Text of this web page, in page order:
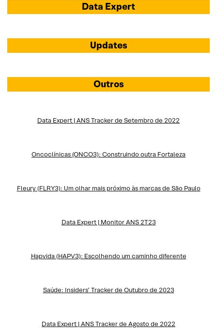
Data Expert
Updates
Outros
Data Expert | ANS Tracker de Setembro de 2022
Oncoclínicas (ONCO3): Construindo outra Fortaleza
Fleury (FLRY3): Um olhar mais próximo às marcas de São Paulo
Data Expert | Monitor ANS 2T23
Hapvida (HAPV3): Escolhendo um caminho diferente
Saúde: Insiders’ Tracker de Outubro de 2023
Data Expert | ANS Tracker de Agosto de 2022